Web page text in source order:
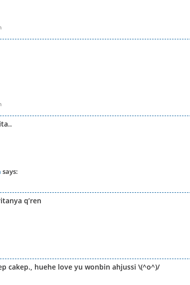
says:
q’ren
cakep., huehe love yu wonbin ahjussi \(^o^)/